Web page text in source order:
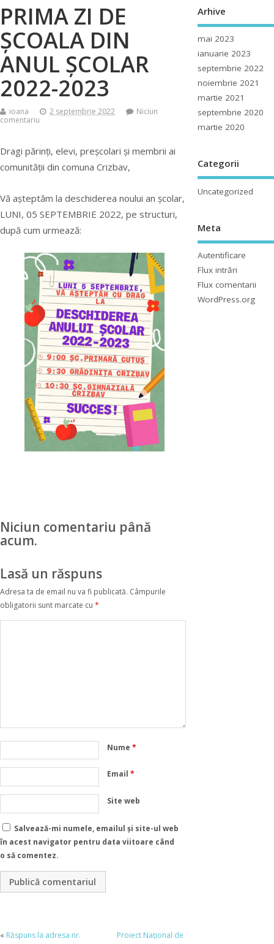
PRIMA ZI DE
ȘCOALA DIN
ANUL ȘCOLAR
2022-2023
ioana 2 septembrie 2022
Niciun
comentariu
Dragi părinți, elevi, preșcolari și membrii ai
comunității din comuna Crizbav,
Vă așteptăm la deschiderea noului an școlar,
LUNI, 05 SEPTEMBRIE 2022, pe structuri,
după cum urmează:
Niciun comentariu până
acum.
Lasă un răspuns
Adresa ta de email nu va fi publicată. Câmpurile
obligatorii sunt marcate cu *
Nume*
Email*
Site web
Salvează-mi numele, emailul și site-ul web
în acest navigator pentru data viitoare când
o să comentez.
« Răspuns la adresa nr.
Proiect Național de
Arhive
mai 2023
ianuarie 2023
septembrie 2022
noiembrie 2021
martie 2021
septembrie 2020
martie 2020
Categorii
Uncategorized
Meta
Autentificare
Flux intrări
Flux comentarii
WordPress.org